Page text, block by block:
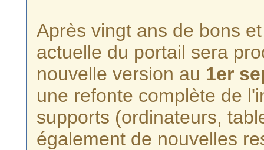
Après vingt ans de bons
actuelle du portail sera
nouvelle version au 1er
une refonte complète de
supports (ordinateurs,
également de nouvelles